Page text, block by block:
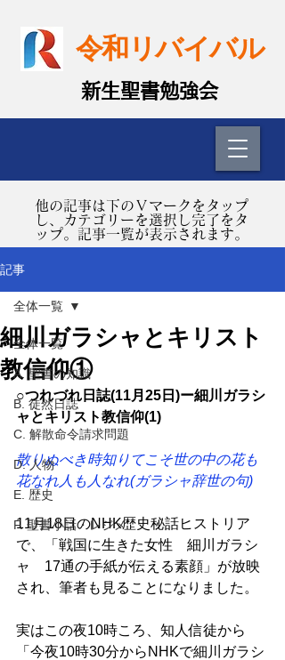
令和リバイバル
​新生聖書勉強会
​他の記事は下のＶマークをタップ
し、カテゴリーを選択し完了をタ
ップ。記事一覧が表示されます。
記事
全体一覧
A. 聖書の知識
B. 徒然日誌
C. 解散命令請求問題
D. 人物
E. 歴史
F. 聖書小話・レジメ
全体一覧
細川ガラシャとキリスト
教信仰①
○つれづれ日誌(11月25日)ー細川ガラシ
ャとキリスト教信仰(1)
散りぬべき時知りてこそ世の中の花も
花なれ人も人なれ(ガラシャ辞世の句)
11月18日のNHK歴史秘話ヒストリア
で、「戦国に生きた女性　細川ガラシ
ャ　17通の手紙が伝える素顔」が放映
され、筆者も見ることになりました。
実はこの夜10時ころ、知人信徒から
「今夜10時30分からNHKで細川ガラシ